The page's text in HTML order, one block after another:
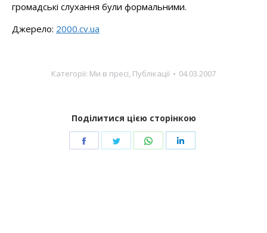
громадські слухання були формальними.
Джерело: 2000.cv.ua
Категорії: Ми в пресі, Публікації 04.03.2007
Поділитися цією сторінкою
Share
Share
Share